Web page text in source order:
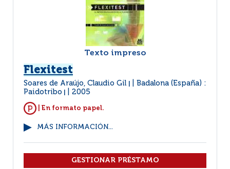
Texto impreso
Flexitest
Soares de Araújo, Claudio Gil
Badalona (España) :
Paidotribo
2005
| En formato papel.
MÁS INFORMACIÓN...